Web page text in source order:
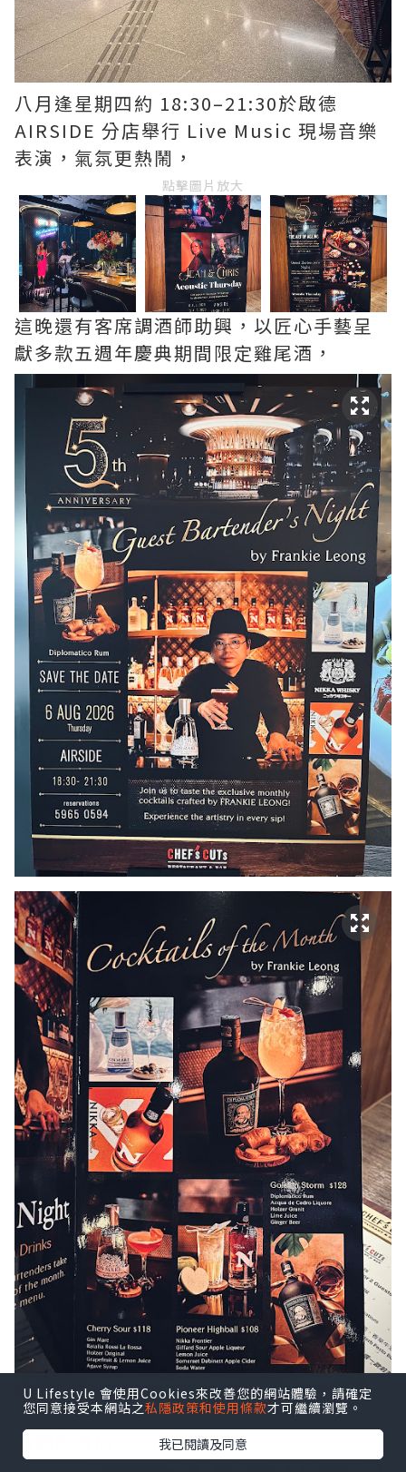
八月逢星期四約 18:30–21:30於啟德
AIRSIDE 分店舉行 Live Music 現場音樂
表演，氣氛更熱鬧，
點擊圖片放大
這晚還有客席調酒師助興，以匠心手藝呈
獻多款五週年慶典期間限定雞尾酒，
寬闊的主用餐區空間感十足，輕工業風裝
U Lifestyle 會使用Cookies來改善您的網站體驗，請確定
您同意接受本網站之私隱政策和使用條款才可繼續瀏覽。
我已閱讀及同意